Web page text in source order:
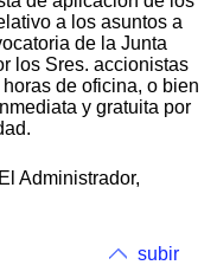
a los asuntos a
de la Junta
los Sres. accionistas
de oficina, o bien
y gratuita por
Administrador,
subir